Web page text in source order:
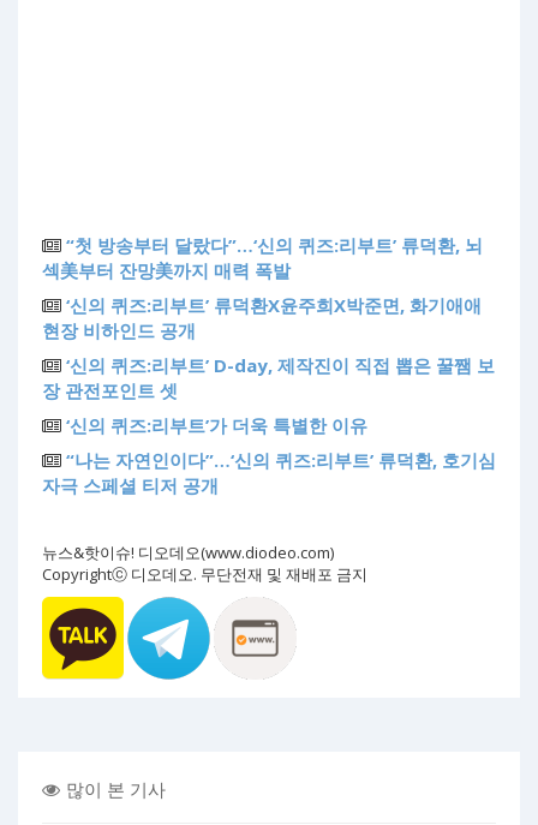
“첫 방송부터 달랐다”…‘신의 퀴즈:리부트’ 류덕환, 뇌
섹美부터 잔망美까지 매력 폭발
‘신의 퀴즈:리부트’ 류덕환X윤주희X박준면, 화기애애
현장 비하인드 공개
‘신의 퀴즈:리부트’ D-day, 제작진이 직접 뽑은 꿀쨈 보
장 관전포인트 셋
‘신의 퀴즈:리부트’가 더욱 특별한 이유
“나는 자연인이다”…‘신의 퀴즈:리부트’ 류덕환, 호기심
자극 스페셜 티저 공개
뉴스&핫이슈! 디오데오(www.diodeo.com)
Copyrightⓒ 디오데오. 무단전재 및 재배포 금지
많이 본 기사